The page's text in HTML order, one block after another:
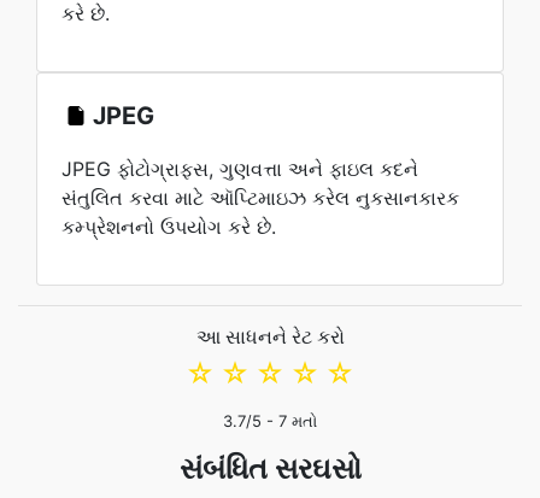
કરે છે.
JPEG
JPEG ફોટોગ્રાફ્સ, ગુણવત્તા અને ફાઇલ કદને
સંતુલિત કરવા માટે ઑપ્ટિમાઇઝ કરેલ નુકસાનકારક
કમ્પ્રેશનનો ઉપયોગ કરે છે.
આ સાધનને રેટ કરો
☆
☆
☆
☆
☆
3.7/5 - 7 મતો
સંબંધિત સરઘસો